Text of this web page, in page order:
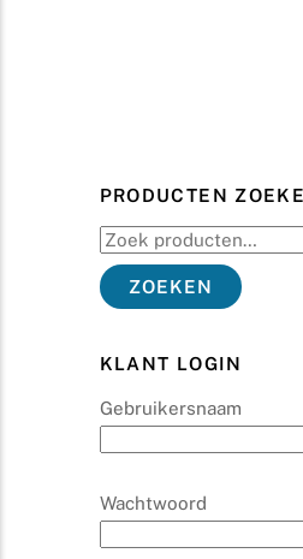
PRODUCTEN
Zoeken
naar:
ZOEKEN
KLANT LOGIN
Gebruikersnaam
Wachtwoord